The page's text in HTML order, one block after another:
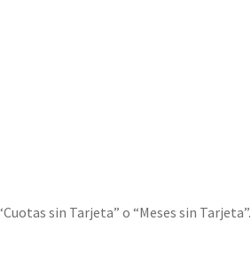
sin Tarjeta” o “Meses sin Tarjeta”.